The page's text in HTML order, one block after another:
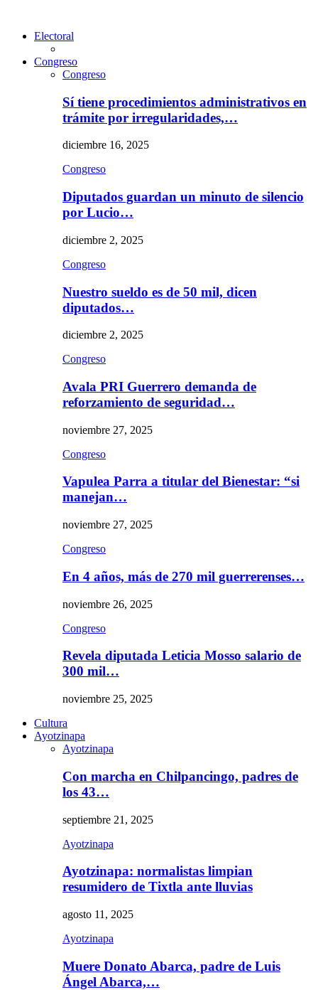
Electoral
Congreso
Congreso
Sí tiene procedimientos administrativos en
trámite por irregularidades,…
diciembre 16, 2025
Congreso
Diputados guardan un minuto de silencio
por Lucio…
diciembre 2, 2025
Congreso
Nuestro sueldo es de 50 mil, dicen
diputados…
diciembre 2, 2025
Congreso
Avala PRI Guerrero demanda de
reforzamiento de seguridad…
noviembre 27, 2025
Congreso
Vapulea Parra a titular del Bienestar: “si
manejan…
noviembre 27, 2025
Congreso
En 4 años, más de 270 mil guerrerenses…
noviembre 26, 2025
Congreso
Revela diputada Leticia Mosso salario de
300 mil…
noviembre 25, 2025
Cultura
Ayotzinapa
Ayotzinapa
Con marcha en Chilpancingo, padres de
los 43…
septiembre 21, 2025
Ayotzinapa
Ayotzinapa: normalistas limpian
resumidero de Tixtla ante lluvias
agosto 11, 2025
Ayotzinapa
Muere Donato Abarca, padre de Luis
Ángel Abarca,…